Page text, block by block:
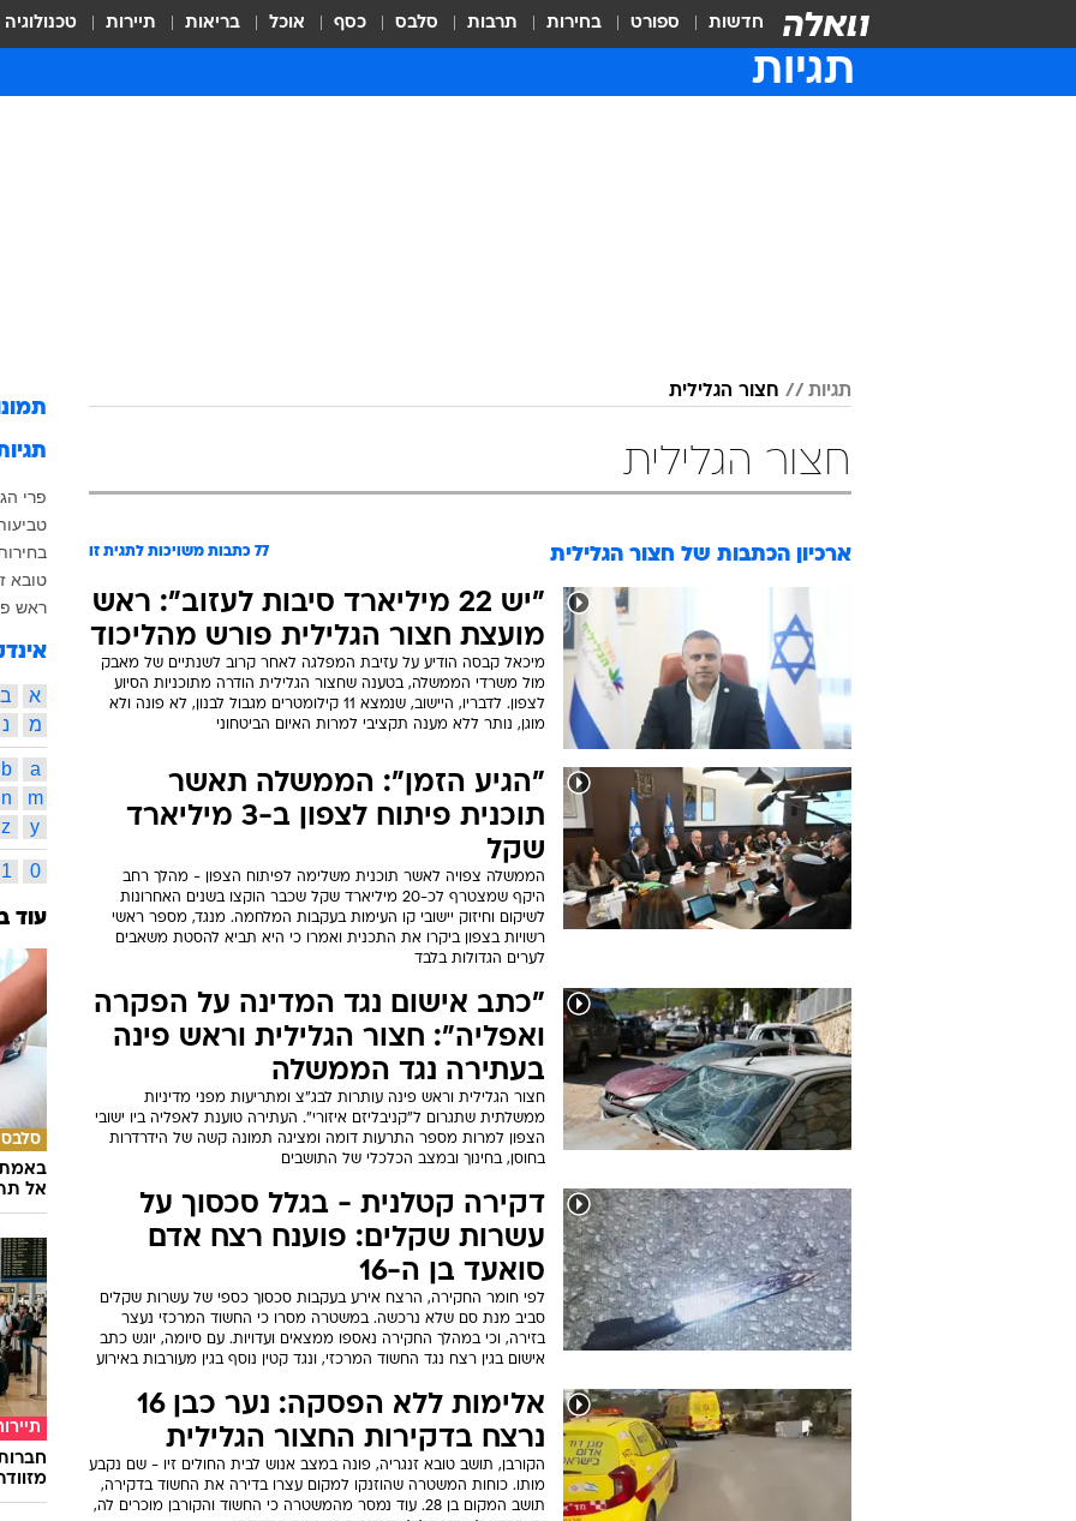
חדשות ספורט בחירות תרבות סלבס כסף אוכל בריאות תיירות טכנולוגיה
תגיות
תגיות חצור הגלילית
חצור הגלילית
ארכיון הכתבות של חצור הגלילית 77 כתבות משויכות לתגית זו
"יש 22 מיליארד סיבות לעזוב": ראש
מועצת חצור הגלילית פורש מהליכוד
מיכאל קבסה הודיע על עזיבת המפלגה לאחר קרוב לשנתיים של מאבק
מול משרדי הממשלה, בטענה שחצור הגלילית הודרה מתוכניות הסיוע
לצפון. לדבריו, היישוב, שנמצא 11 קילומטרים מגבול לבנון, לא פונה ולא
מוגן, נותר ללא מענה תקציבי למרות האיום הביטחוני
"הגיע הזמן": הממשלה תאשר
תוכנית פיתוח לצפון ב-3 מיליארד
שקל
הממשלה צפויה לאשר תוכנית משלימה לפיתוח הצפון - מהלך רחב
היקף שמצטרף לכ-20 מיליארד שקל שכבר הוקצו בשנים האחרונות
לשיקום וחיזוק יישובי קו העימות בעקבות המלחמה. מנגד, מספר ראשי
רשויות בצפון ביקרו את התכנית ואמרו כי היא תביא להסטת משאבים
לערים הגדולות בלבד
"כתב אישום נגד המדינה על הפקרה
ואפליה": חצור הגלילית וראש פינה
בעתירה נגד הממשלה
חצור הגלילית וראש פינה עותרות לבג"צ ומתריעות מפני מדיניות
ממשלתית שתגרום ל"קניבליזם איזורי". העתירה טוענת לאפליה ביו ישובי
הצפון למרות מספר התרעות דומה ומציגה תמונה קשה של הידרדרות
בחוסן, בחינוך ובמצב הכלכלי של התושבים
דקירה קטלנית - בגלל סכסוך על
עשרות שקלים: פוענח רצח אדם
סואעד בן ה-16
לפי חומר החקירה, הרצח אירע בעקבות סכסוך כספי של עשרות שקלים
סביב מנת סם שלא נרכשה. במשטרה מסרו כי החשוד המרכזי נעצר
בזירה, וכי במהלך החקירה נאספו ממצאים ועדויות. עם סיומה, יוגש כתב
אישום בגין רצח נגד החשוד המרכזי, ונגד קטין נוסף בגין מעורבות באירוע
אלימות ללא הפסקה: נער כבן 16
נרצח בדקירות החצור הגלילית
הקורבן, תושב טובא זנגריה, פונה במצב אנוש לבית החולים זיו - שם נקבע
מותו. כוחות המשטרה שהוזנקו למקום עצרו בדירה את החשוד בדקירה,
תושב המקום בן 28. עוד נמסר מהמשטרה כי החשוד והקורבן מוכרים לה,
פרי
בחירות
טובא
ראש
א ב
מ
נ
a
b
m
n
y
z
0
1
עוד
סלבס
באמת
אל